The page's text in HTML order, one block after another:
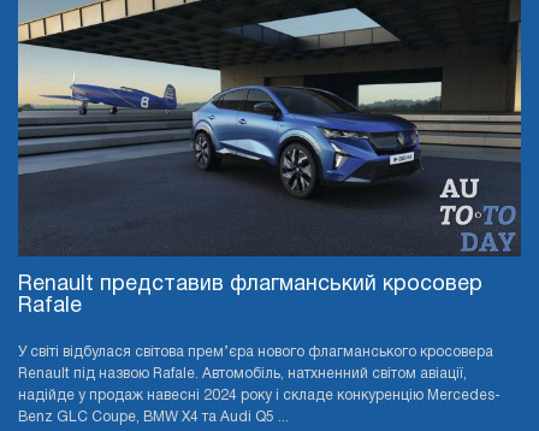
Renault представив флагманський кросовер
Rafale
У світі відбулася світова прем’єра нового флагманського кросовера
Renault під назвою Rafale. Автомобіль, натхненний світом авіації,
надійде у продаж навесні 2024 року і складе конкуренцію Mercedes-
Benz GLC Coupe, BMW X4 та Audi Q5 ...